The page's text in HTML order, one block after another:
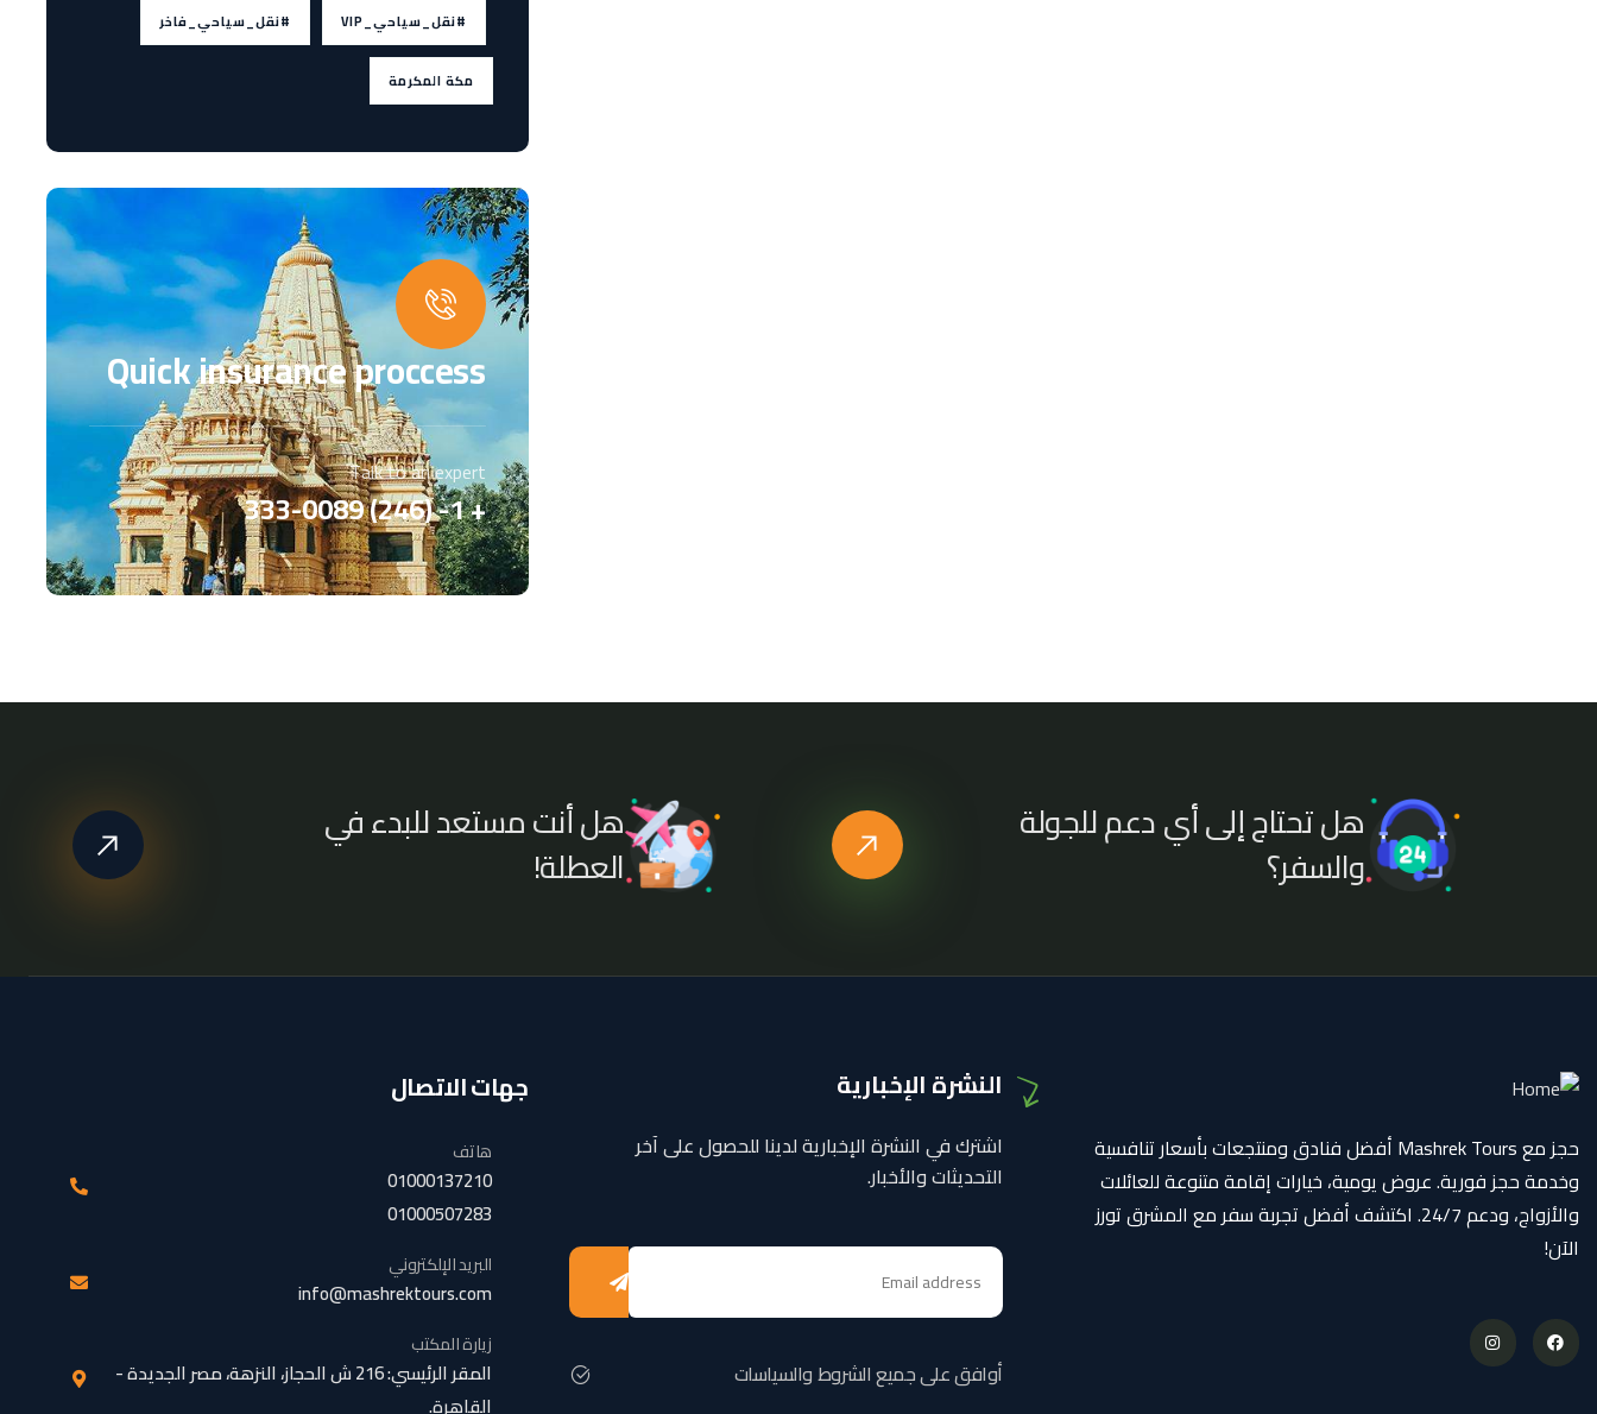
#نقل_سياحي_VIP #نقل_سياحي_فاخر
مكة المكرمة
Quick insurance proccess
Talk to an expert
+ 1- (246) 333-0089
هل تحتاج إلى أي دعم للجولة
والسفر؟
هل أنت مستعد للبدء في
العطلة!
حجز مع Mashrek Tours أفضل فنادق ومنتجعات بأسعار تنافسية
وخدمة حجز فورية. عروض يومية، خيارات إقامة متنوعة للعائلات
والأزواج، ودعم 24/7. اكتشف أفضل تجربة سفر مع المشرق تورز
الآن!
النشرة الإخبارية
اشترك في النشرة الإخبارية لدينا للحصول على آخر
التحديثات والأخبار.
أوافق على جميع الشروط والسياسات
جهات الاتصال
هاتف
01000137210
01000507283
البريد الإلكتروني
info@mashrektours.com
زيارة المكتب
المقر الرئيسي: 216 ش الحجاز، النزهة، مصر الجديدة -
القاهرة.